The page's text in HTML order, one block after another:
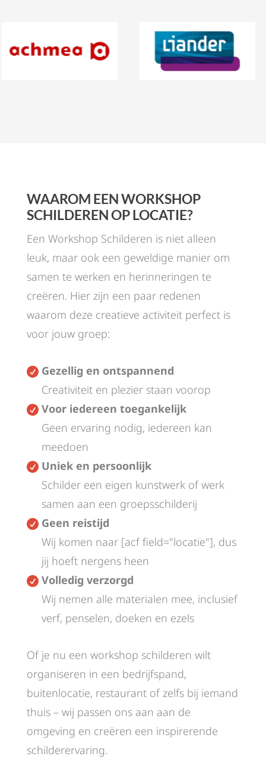
WAAROM EEN WORKSHOP
SCHILDEREN OP LOCATIE?
Een Workshop Schilderen is niet alleen
leuk, maar ook een geweldige manier om
samen te werken en herinneringen te
creëren. Hier zijn een paar redenen
waarom deze creatieve activiteit perfect is
voor jouw groep:
 Gezellig en ontspannend
Creativiteit en plezier staan voorop
 Voor iedereen toegankelijk
Geen ervaring nodig, iedereen kan
meedoen
 Uniek en persoonlijk
Schilder een eigen kunstwerk of werk
samen aan een groepsschilderij
 Geen reistijd
Wij komen naar [acf field="locatie"], dus
jij hoeft nergens heen
 Volledig verzorgd
Wij nemen alle materialen mee, inclusief
verf, penselen, doeken en ezels
Of je nu een workshop schilderen wilt
organiseren in een bedrijfspand,
buitenlocatie, restaurant of zelfs bij iemand
thuis – wij passen ons aan aan de
omgeving en creëren een inspirerende
schilderervaring.